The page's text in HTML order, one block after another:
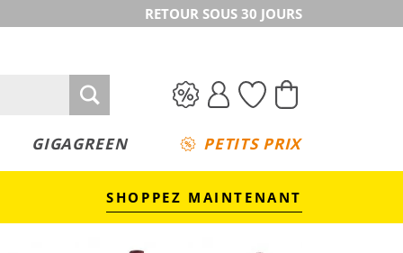
RETOUR SOUS 30 JOURS
GIGAGREEN PETITS PRIX
SHOPPEZ MAINTENANT